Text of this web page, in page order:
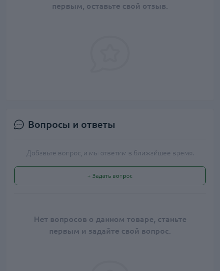
первым, оставьте свой отзыв.
Вопросы и ответы
Добавьте вопрос, и мы ответим в ближайшее время.
+ Задать вопрос
Нет вопросов о данном товаре, станьте
первым и задайте свой вопрос.